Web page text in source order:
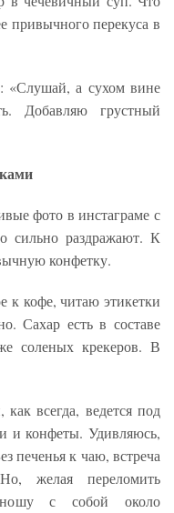
привычного перекуса в
«Слушай, а сухом вине
Добавляю грустный
фото в инстаграме с
сильно раздражают. К
конфетку.
к кофе, читаю этикетки
Сахар есть в составе
соленых крекеров. В
всегда, ведется под
и конфеты. Удивляюсь,
печенья к чаю, встреча
желая переломить
с собой около